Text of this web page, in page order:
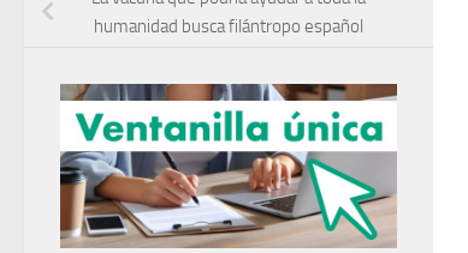
humanidad busca filántropo español